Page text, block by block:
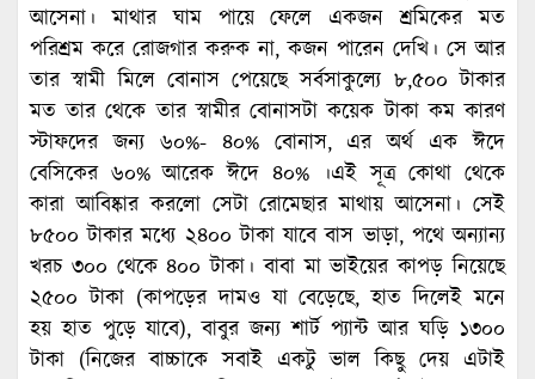
আসেনা। মাথার ঘাম পায়ে ফেলে একজন শ্রমিকের মত
পরিশ্রম করে রোজগার করুক না, কজন পারেন দেখি। সে আর
তার স্বামী মিলে বোনাস পেয়েছে সর্বসাকুল্যে ৮,৫০০ টাকার
মত তার থেকে তার স্বামীর বোনাসটা কয়েক টাকা কম কারণ
স্টাফদের জন্য ৬০%- ৪০% বোনাস, এর অর্থ এক ঈদে
বেসিকের ৬০% আরেক ঈদে ৪০% ।এই সূত্র কোথা থেকে
কারা আবিষ্কার করলো সেটা রোমেছার মাথায় আসেনা। সেই
৮৫০০ টাকার মধ্যে ২৪০০ টাকা যাবে বাস ভাড়া, পথে অন্যান্য
খরচ ৩০০ থেকে ৪০০ টাকা। বাবা মা ভাইয়ের কাপড় নিয়েছে
২৫০০ টাকা (কাপড়ের দামও যা বেড়েছে, হাত দিলেই মনে
হয় হাত পুড়ে যাবে), বাবুর জন্য শার্ট প্যান্ট আর ঘড়ি ১৩০০
টাকা (নিজের বাচ্চাকে সবাই একটু ভাল কিছু দেয় এটাই